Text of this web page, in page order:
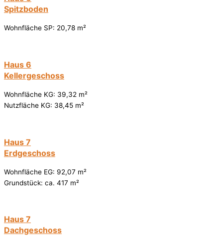
Spitzboden
Wohnfläche SP: 20,78 m²
Haus 6
Kellergeschoss
Wohnfläche KG: 39,32 m²
Nutzfläche KG: 38,45 m²
Haus 7
Erdgeschoss
Wohnfläche EG: 92,07 m²
Grundstück: ca. 417 m²
Haus 7
Dachgeschoss